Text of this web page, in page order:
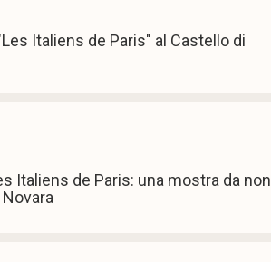
Italiens de Paris" al Castello di
Italiens de Paris: una mostra da non